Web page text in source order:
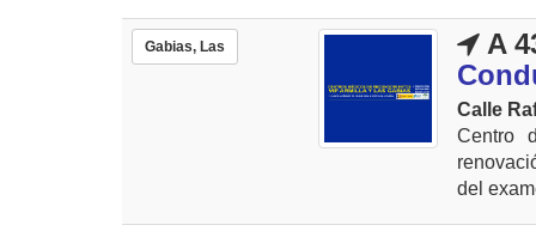
Gabias, Las
A
Calle
Centro
del